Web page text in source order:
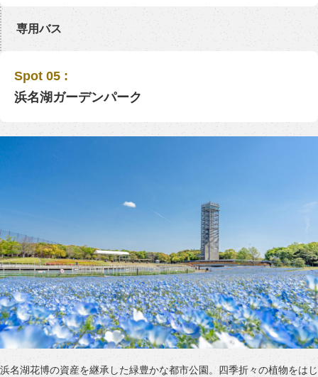
専用バス
Spot 05 :
浜名湖ガーデンパーク
浜名湖花博の資産を継承した緑豊かな都市公園。四季折々の植物をはじ